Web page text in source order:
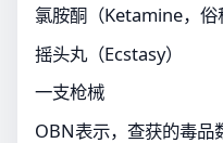
氯胺酮（Ketamine，俗
摇头丸（Ecstasy）
一支枪械
OBN表示，查获的毒